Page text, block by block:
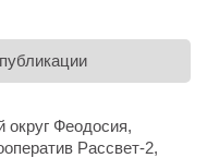
Феодосия,
Рассвет-2,